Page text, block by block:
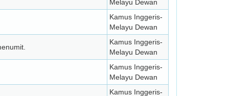
Melayu Dewan
Kamus Inggeris-
Melayu Dewan
Kamus Inggeris-
Melayu Dewan
Kamus Inggeris-
Melayu Dewan
Kamus Inggeris-